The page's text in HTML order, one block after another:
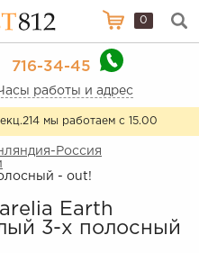
0
716-34-45
работы и адрес
мы работаем с 15.00
Россия
- out!
Earth
3-х полосный